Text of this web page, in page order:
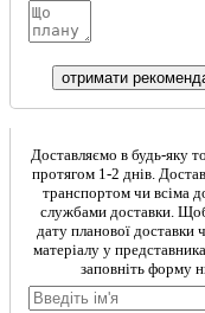
Доставляємо в будь-яку
протягом 1-2 днів.
транспортом чи всіма
службами доставки.
дату планової доставки
матеріалу у
заповніть форму